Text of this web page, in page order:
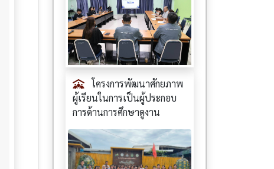
โครงการพัฒนาศักยภาพ
ผู้เรียนในการเป็นผู้ประกอบ
การด้านการศึกษาดูงาน